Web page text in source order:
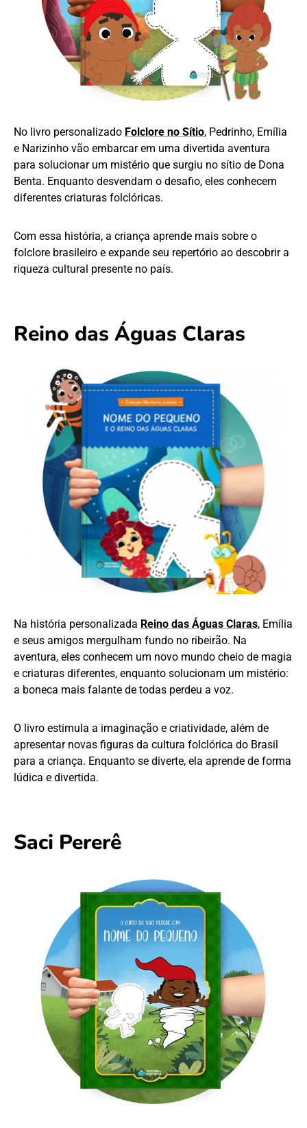
No livro personalizado Folclore no Sítio, Pedrinho, Emília
e Narizinho vão embarcar em uma divertida aventura
para solucionar um mistério que surgiu no sítio de Dona
Benta. Enquanto desvendam o desafio, eles conhecem
diferentes criaturas folclóricas.
Com essa história, a criança aprende mais sobre o
folclore brasileiro e expande seu repertório ao descobrir a
riqueza cultural presente no país.
Reino das Águas Claras
Na história personalizada Reino das Águas Claras, Emília
e seus amigos mergulham fundo no ribeirão. Na
aventura, eles conhecem um novo mundo cheio de magia
e criaturas diferentes, enquanto solucionam um mistério:
a boneca mais falante de todas perdeu a voz.
O livro estimula a imaginação e criatividade, além de
apresentar novas figuras da cultura folclórica do Brasil
para a criança. Enquanto se diverte, ela aprende de forma
lúdica e divertida.
Saci Pererê